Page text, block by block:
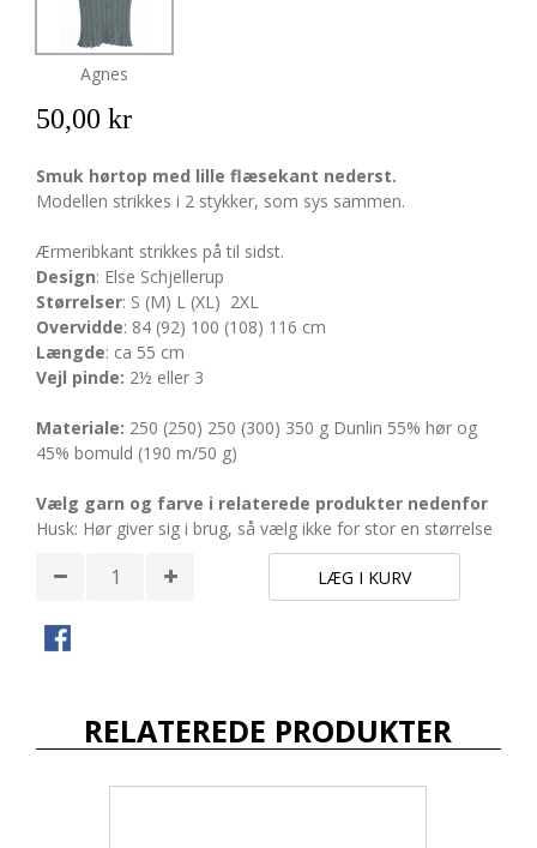
Agnes
50,00 kr
Smuk hørtop med lille flæsekant nederst.
Modellen strikkes i 2 stykker, som sys sammen.
Ærmeribkant strikkes på til sidst.
Design: Else Schjellerup
Størrelser: S (M) L (XL) 2XL
Overvidde: 84 (92) 100 (108) 116 cm
Længde: ca 55 cm
Vejl pinde: 2½ eller 3
Materiale: 250 (250) 250 (300) 350 g Dunlin 55% hør og
45% bomuld (190 m/50 g)
Vælg garn og farve i relaterede produkter nedenfor
Husk: Hør giver sig i brug, så vælg ikke for stor en størrelse
LÆG I KURV
RELATEREDE PRODUKTER